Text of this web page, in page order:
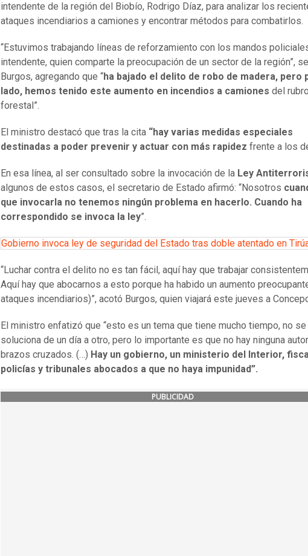
intendente de la región del Biobío, Rodrigo Díaz, para analizar los
ataques incendiarios a camiones y encontrar métodos para combatirlos.
“Estuvimos trabajando líneas de reforzamiento con los mandos
intendente, quien comparte la preocupación de un sector de la región”,
Burgos, agregando que “ha bajado el delito de robo de madera, pero
lado, hemos tenido este aumento en incendios a camiones del
forestal”.
El ministro destacó que tras la cita “hay varias medidas especiales
destinadas a poder prevenir y actuar con más rapidez frente a los
En esa línea, al ser consultado sobre la invocación de la Ley
algunos de estos casos, el secretario de Estado afirmó: “Nosotros
que invocarla no tenemos ningún problema en hacerlo. Cuando ha
correspondido se invoca la ley”.
Gobierno invoca ley de seguridad del Estado tras doble atentado en
“Luchar contra el delito no es tan fácil, aquí hay que trabajar
Aquí hay que abocarnos a esto porque ha habido un aumento
ataques incendiarios)”, acotó Burgos, quien viajará este jueves a
El ministro enfatizó que “esto es un tema que tiene mucho tiempo, no se
soluciona de un día a otro, pero lo importante es que no hay ninguna
brazos cruzados. (…) Hay un gobierno, un ministerio del Interior,
policías y tribunales abocados a que no haya impunidad”.
PUBLICIDAD